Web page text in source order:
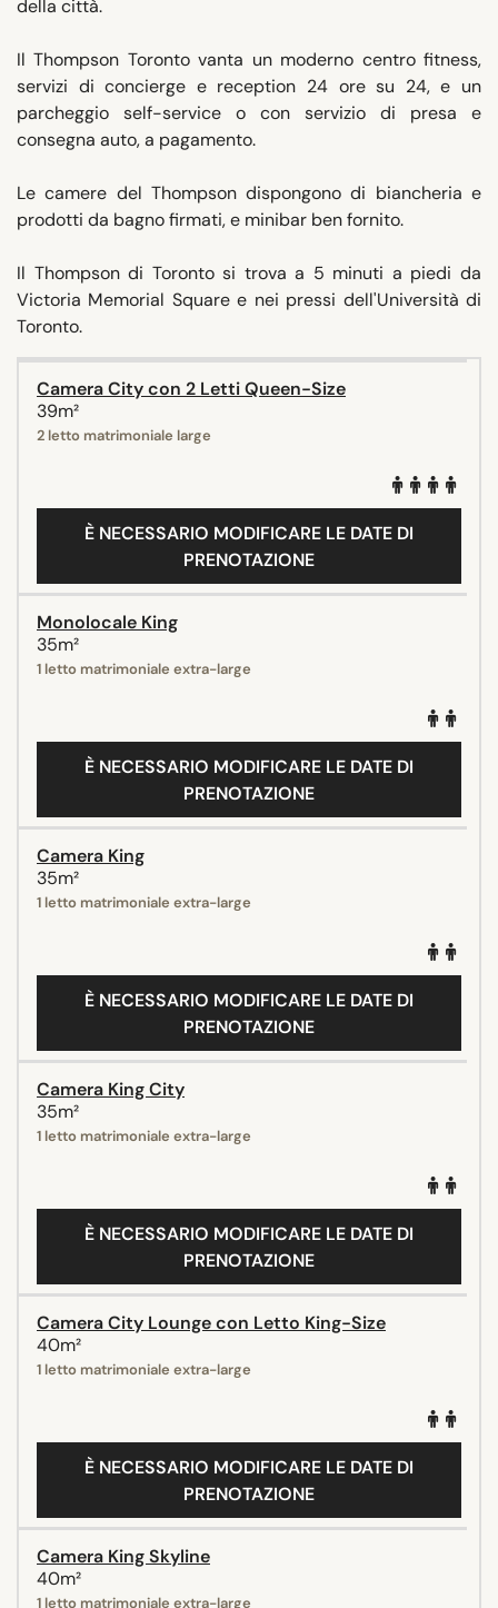
della città.
Il Thompson Toronto vanta un moderno centro fitness,
servizi di concierge e reception 24 ore su 24, e un
parcheggio self-service o con servizio di presa e
consegna auto, a pagamento.
Le camere del Thompson dispongono di biancheria e
prodotti da bagno firmati, e minibar ben fornito.
Il Thompson di Toronto si trova a 5 minuti a piedi da
Victoria Memorial Square e nei pressi dell'Università di
Toronto.
Camera City con 2 Letti Queen-Size
39m²
2 letto matrimoniale large
È NECESSARIO MODIFICARE LE DATE DI
PRENOTAZIONE
Monolocale King
35m²
1 letto matrimoniale extra-large
È NECESSARIO MODIFICARE LE DATE DI
PRENOTAZIONE
Camera King
35m²
1 letto matrimoniale extra-large
È NECESSARIO MODIFICARE LE DATE DI
PRENOTAZIONE
Camera King City
35m²
1 letto matrimoniale extra-large
È NECESSARIO MODIFICARE LE DATE DI
PRENOTAZIONE
Camera City Lounge con Letto King-Size
40m²
1 letto matrimoniale extra-large
È NECESSARIO MODIFICARE LE DATE DI
PRENOTAZIONE
Camera King Skyline
40m²
1 letto matrimoniale extra-large